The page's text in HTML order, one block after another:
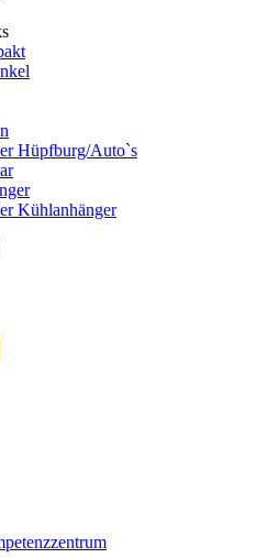
Hüpfburg/Auto`s
Kühlanhänger